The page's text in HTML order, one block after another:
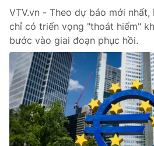
VTV.vn - Theo dự báo mới nhất,
chỉ có triển vọng "thoát hiểm"
bước vào giai đoạn phục hồi.